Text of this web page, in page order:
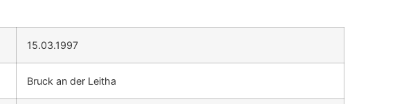
15.03.1997
Bruck an der Leitha